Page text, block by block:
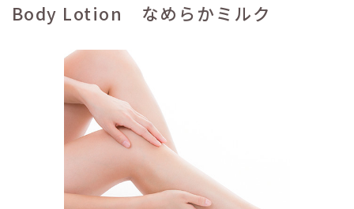
Body Lotion なめらかミルク